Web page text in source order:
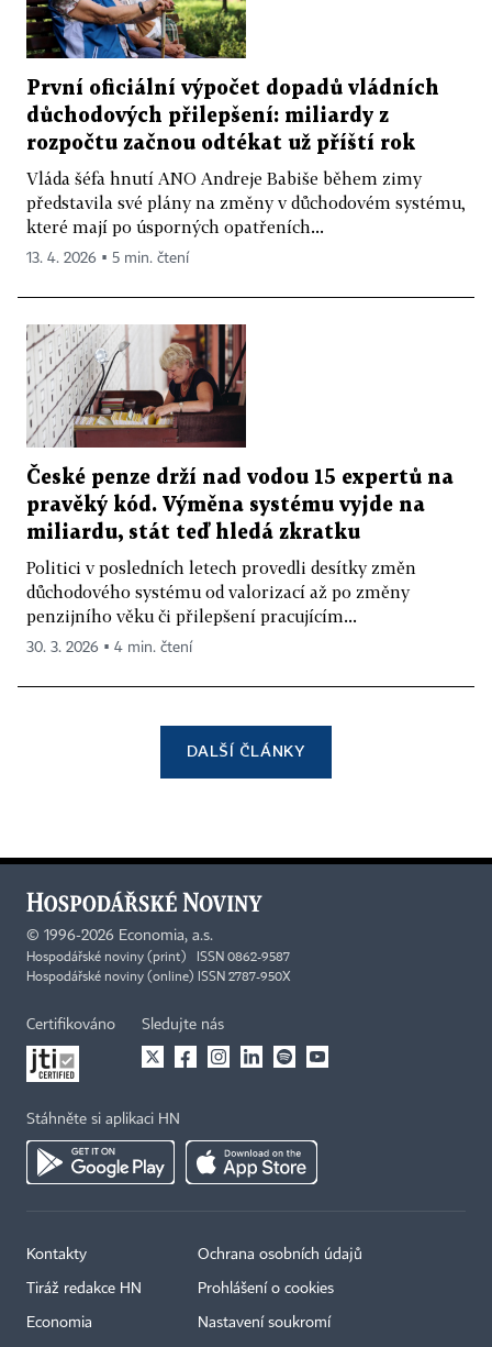
První oficiální výpočet dopadů vládních
důchodových přilepšení: miliardy z
rozpočtu začnou odtékat už příští rok
Vláda šéfa hnutí ANO Andreje Babiše během zimy
představila své plány na změny v důchodovém systému,
které mají po úsporných opatřeních...
13. 4. 2026 ▪ 5 min. čtení
České penze drží nad vodou 15 expertů na
pravěký kód. Výměna systému vyjde na
miliardu, stát teď hledá zkratku
Politici v posledních letech provedli desítky změn
důchodového systému od valorizací až po změny
penzijního věku či přilepšení pracujícím...
30. 3. 2026 ▪ 4 min. čtení
DALŠÍ ČLÁNKY
© 1996-2026 Economia, a.s.
Hospodářské noviny (print) ISSN 0862-9587
Hospodářské noviny (online) ISSN 2787-950X
Certifikováno Sledujte nás
Stáhněte si aplikaci HN
Kontakty
Tiráž redakce HN
Economia
Ochrana osobních údajů
Prohlášení o cookies
Nastavení soukromí